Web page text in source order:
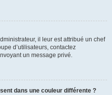
il leur est attribué un chef
d’utilisateurs, contactez
un message privé.
dans une couleur différente ?